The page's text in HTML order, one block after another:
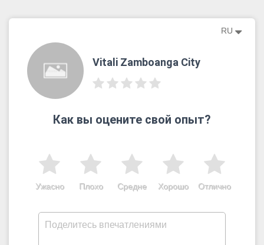
RU
Vitali Zamboanga City
Как вы оцените свой опыт?
Отлично
Хорошо
Средне
Плохо
Ужасно